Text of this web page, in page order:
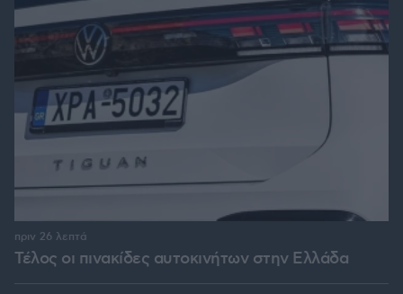
Τέλος οι πινακίδες αυτοκινήτων στην Ελλάδα
πριν 26 λεπτά